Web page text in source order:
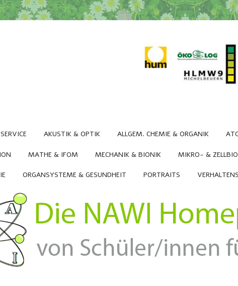
AKUSTIK & OPTIK ALLGEM. CHEMIE & ORGANIK
MATHE & IFOM MECHANIK & BIONIK MIKRO- &
ORGANSYSTEME & GESUNDHEIT PORTRAITS